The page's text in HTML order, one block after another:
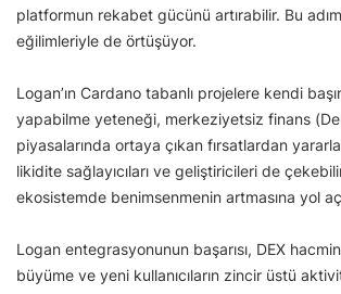
platformun rekabet gücünü artırabilir. Bu
eğilimleriyle de örtüşüyor.
Logan’ın Cardano tabanlı projelere kendi
yapabilme yeteneği, merkeziyetsiz finans
piyasalarında ortaya çıkan fırsatlardan
likidite sağlayıcıları ve geliştiricileri de
ekosistemde benimsenmenin artmasına yol
Logan entegrasyonunun başarısı, DEX
büyüme ve yeni kullanıcıların zincir üstü